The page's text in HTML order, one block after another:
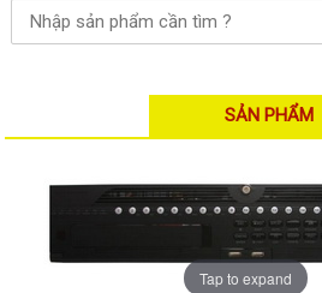
Camera IP
Camera IP KBVISION
Camera IP HIKVISION
Camera IP Dahua
SẢN PHẨM
Tap to expand